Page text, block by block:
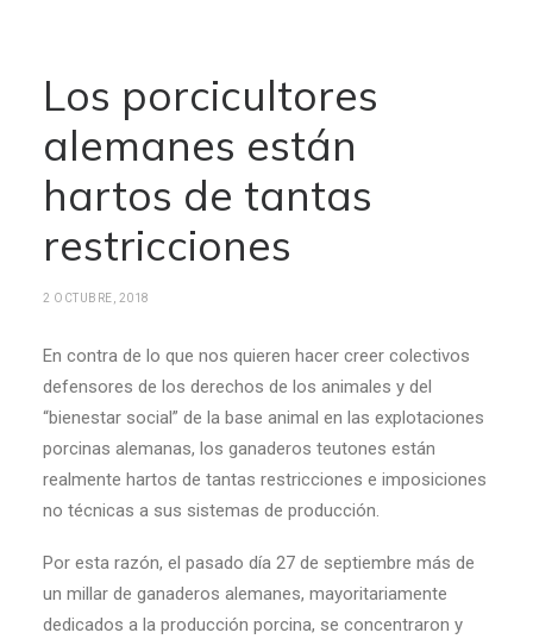
Los porcicultores
alemanes están
hartos de tantas
restricciones
2 OCTUBRE, 2018
En contra de lo que nos quieren hacer creer colectivos
defensores de los derechos de los animales y del
“bienestar social” de la base animal en las explotaciones
porcinas alemanas, los ganaderos teutones están
realmente hartos de tantas restricciones e imposiciones
no técnicas a sus sistemas de producción.
Por esta razón, el pasado día 27 de septiembre más de
un millar de ganaderos alemanes, mayoritariamente
dedicados a la producción porcina, se concentraron y